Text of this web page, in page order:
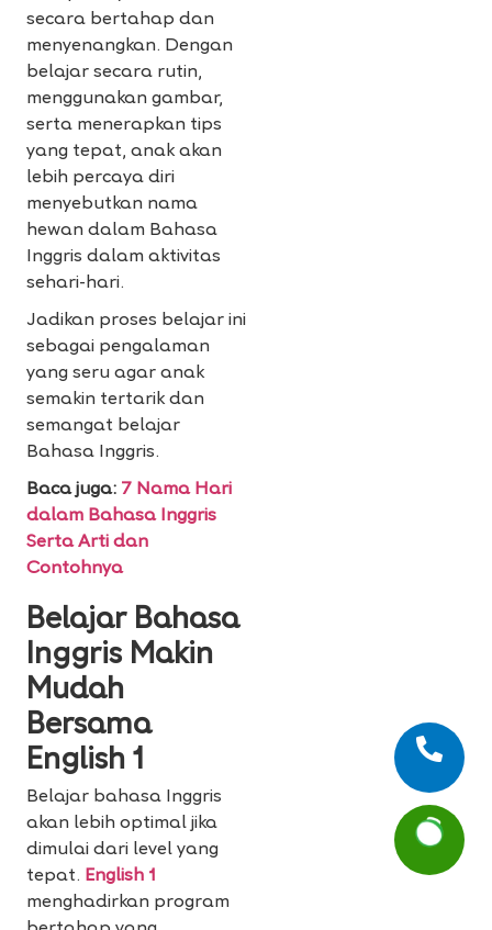
secara bertahap dan
menyenangkan. Dengan
belajar secara rutin,
menggunakan gambar,
serta menerapkan tips
yang tepat, anak akan
lebih percaya diri
menyebutkan nama
hewan dalam Bahasa
Inggris dalam aktivitas
sehari-hari.
Jadikan proses belajar ini
sebagai pengalaman
yang seru agar anak
semakin tertarik dan
semangat belajar
Bahasa Inggris.
Baca juga: 7 Nama Hari
dalam Bahasa Inggris
Serta Arti dan
Contohnya
Belajar Bahasa
Inggris Makin
Mudah
Bersama
English 1
Belajar bahasa Inggris
akan lebih optimal jika
dimulai dari level yang
tepat. English 1
menghadirkan program